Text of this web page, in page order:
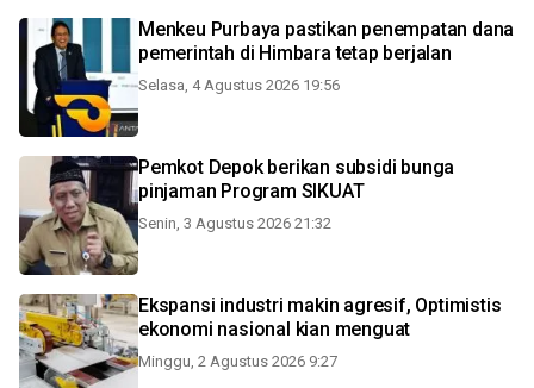
Menkeu Purbaya pastikan penempatan dana
pemerintah di Himbara tetap berjalan
Selasa, 4 Agustus 2026 19:56
Pemkot Depok berikan subsidi bunga
pinjaman Program SIKUAT
Senin, 3 Agustus 2026 21:32
Ekspansi industri makin agresif, Optimistis
ekonomi nasional kian menguat
Minggu, 2 Agustus 2026 9:27